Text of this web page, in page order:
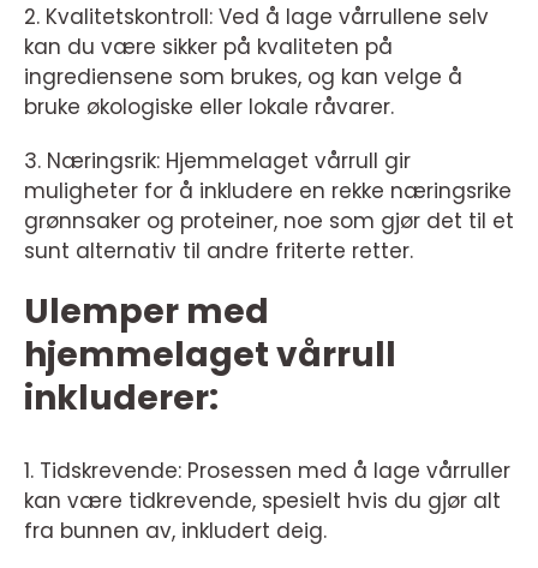
2. Kvalitetskontroll: Ved å lage vårrullene selv
kan du være sikker på kvaliteten på
ingrediensene som brukes, og kan velge å
bruke økologiske eller lokale råvarer.
3. Næringsrik: Hjemmelaget vårrull gir
muligheter for å inkludere en rekke næringsrike
grønnsaker og proteiner, noe som gjør det til et
sunt alternativ til andre friterte retter.
Ulemper med
hjemmelaget vårrull
inkluderer:
1. Tidskrevende: Prosessen med å lage vårruller
kan være tidkrevende, spesielt hvis du gjør alt
fra bunnen av, inkludert deig.